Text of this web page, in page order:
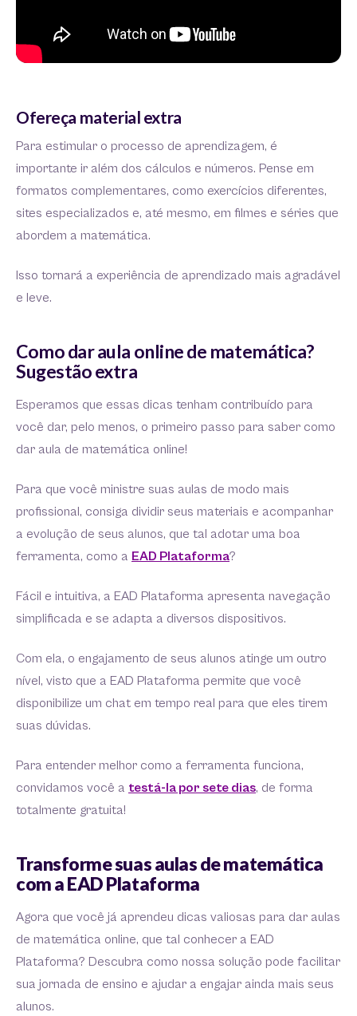
Ofereça material extra
Para estimular o processo de aprendizagem, é
importante ir além dos cálculos e números. Pense em
formatos complementares, como exercícios diferentes,
sites especializados e, até mesmo, em filmes e séries que
abordem a matemática.
Isso tornará a experiência de aprendizado mais agradável
e leve.
Como dar aula online de matemática?
Sugestão extra
Esperamos que essas dicas tenham contribuído para
você dar, pelo menos, o primeiro passo para saber como
dar aula de matemática online!
Para que você ministre suas aulas de modo mais
profissional, consiga dividir seus materiais e acompanhar
a evolução de seus alunos, que tal adotar uma boa
ferramenta, como a EAD Plataforma?
Fácil e intuitiva, a EAD Plataforma apresenta navegação
simplificada e se adapta a diversos dispositivos.
Com ela, o engajamento de seus alunos atinge um outro
nível, visto que a EAD Plataforma permite que você
disponibilize um chat em tempo real para que eles tirem
suas dúvidas.
Para entender melhor como a ferramenta funciona,
convidamos você a testá-la por sete dias, de forma
totalmente gratuita!
Transforme suas aulas de matemática
com a EAD Plataforma
Agora que você já aprendeu dicas valiosas para dar aulas
de matemática online, que tal conhecer a EAD
Plataforma? Descubra como nossa solução pode facilitar
sua jornada de ensino e ajudar a engajar ainda mais seus
alunos.